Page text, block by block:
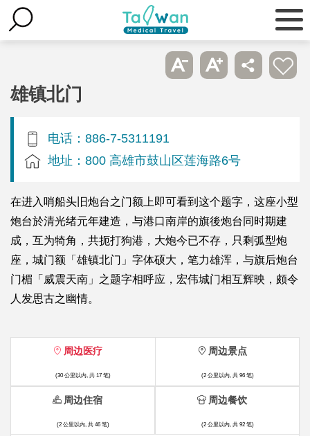
雄镇北门
电话：886-7-5311191
地址：800 高雄市鼓山区莲海路6号
在进入哨船头旧炮台之门额上即可看到这个题字，这座小型
炮台於清光绪元年建造，与港口南岸的旗後炮台同时期建
成，互为犄角，共扼打狗港，大炮今已不存，只剩弧型炮
座，城门额「雄镇北门」字体硕大，笔力雄浑，与旗后炮台
门楣「威震天南」之题字相呼应，宏伟城门相互辉映，颇令
人发思古之幽情。
周边医疗
(30 公里以内, 共 17 笔)
周边景点
(2 公里以内, 共 96 笔)
周边住宿
(2 公里以内, 共 46 笔)
周边餐饮
(2 公里以内, 共 92 笔)